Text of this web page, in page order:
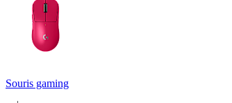
Souris gaming